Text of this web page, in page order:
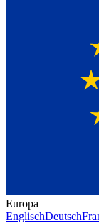
Europa
EnglischDeutsch